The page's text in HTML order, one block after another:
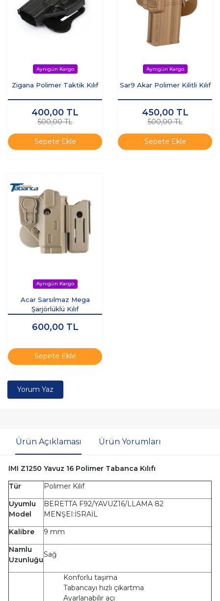
Zigana Polimer Taktik Kılıf
400,00 TL
500,00 TL
Sepete Ekle
Sar9 Akar Polimer Kilitli Kılıf
450,00 TL
500,00 TL
Sepete Ekle
Acar Sarsılmaz Mega
Şarjörlüklü Kılıf
600,00 TL
Sepete Ekle
Yorum Yaz
Ürün Açıklaması Ürün Yorumları
IMI Z1250 Yavuz 16 Polimer Tabanca Kılıfı
Tür
Polimer Kılıf
Uyumlu
Model
BERETTA F92/YAVUZ16/LLAMA 82
MENŞEI:İSRAİL
Kalibre
9 mm
Namlu
Uzunluğu
Sağ
Konforlu taşıma
Tabancayı hızlı çıkartma
Ayarlanabilir açı